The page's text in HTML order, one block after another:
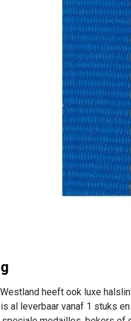
heeft ook luxe
al leverbaar vanaf 1 stuks